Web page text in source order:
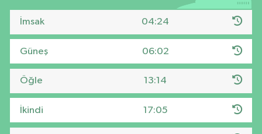
İmsak 04:24
Güneş 06:02
Öğle 13:14
İkindi 17:05